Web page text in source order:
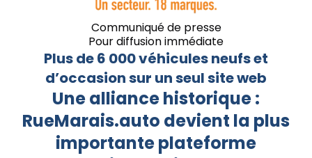
Communiqué de presse
Pour diffusion immédiate
Plus de 6 000 véhicules neufs et
d’occasion sur un seul site web
Une alliance historique :
RueMarais.auto devient la plus
importante plateforme